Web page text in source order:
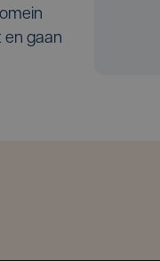
en gaan